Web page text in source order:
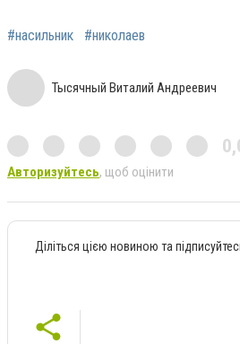
#насильник #николаев
Тысячный Виталий Андреевич
Авторизуйтесь, щоб оцінити
Діліться цією новиною та